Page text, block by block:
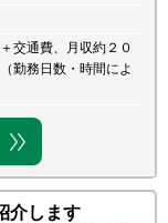
交通費、月収約２０
勤務日数・時間によ
介します